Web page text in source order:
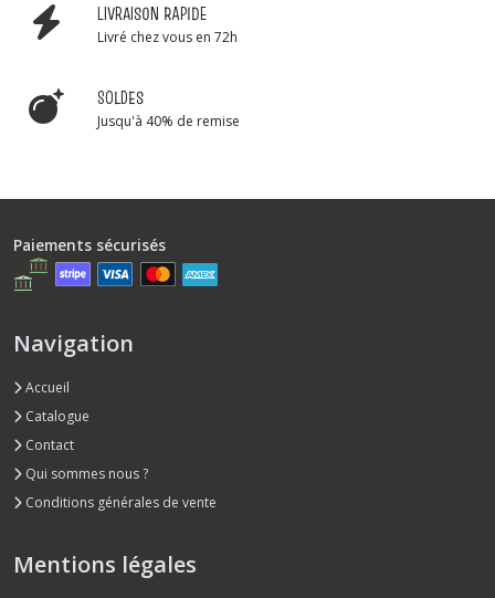
LIVRAISON RAPIDE
Livré chez vous en 72h
SOLDES
Jusqu'à 40% de remise
Paiements sécurisés
Navigation
Accueil
Catalogue
Contact
Qui sommes nous ?
Conditions générales de vente
Mentions légales